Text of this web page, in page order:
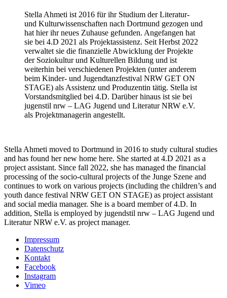
Stella Ahmeti ist 2016 für ihr Studium der Literatur-
und Kulturwissenschaften nach Dortmund gezogen und
hat hier ihr neues Zuhause gefunden. Angefangen hat
sie bei 4.D 2021 als Projektassistenz. Seit Herbst 2022
verwaltet sie die finanzielle Abwicklung der Projekte
der Soziokultur und Kulturellen Bildung und ist
weiterhin bei verschiedenen Projekten (unter anderem
beim Kinder- und Jugendtanzfestival NRW GET ON
STAGE) als Assistenz und Produzentin tätig. Stella ist
Vorstandsmitglied bei 4.D. Darüber hinaus ist sie bei
jugenstil nrw – LAG Jugend und Literatur NRW e.V.
als Projektmanagerin angestellt.
Stella Ahmeti moved to Dortmund in 2016 to study cultural studies
and has found her new home here. She started at 4.D 2021 as a
project assistant. Since fall 2022, she has managed the financial
processing of the socio-cultural projects of the Junge Szene and
continues to work on various projects (including the children’s and
youth dance festival NRW GET ON STAGE) as project assistant
and social media manager. She is a board member of 4.D. In
addition, Stella is employed by jugendstil nrw – LAG Jugend und
Literatur NRW e.V. as project manager.
Impressum
Datenschutz
Kontakt
Facebook
Instagram
Vimeo